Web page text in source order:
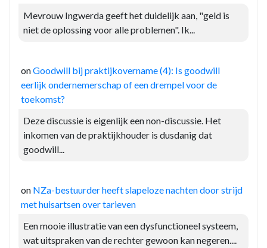
Mevrouw Ingwerda geeft het duidelijk aan, "geld is
niet de oplossing voor alle problemen". Ik...
onGoodwill bij praktijkovername (4): Is goodwill
eerlijk ondernemerschap of een drempel voor de
toekomst?
Deze discussie is eigenlijk een non-discussie. Het
inkomen van de praktijkhouder is dusdanig dat
goodwill...
on NZa-bestuurder heeft slapeloze nachten door strijd
met huisartsen over tarieven
Een mooie illustratie van een dysfunctioneel systeem,
wat uitspraken van de rechter gewoon kan negeren....